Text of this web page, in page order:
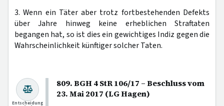
3. Wenn ein Täter aber trotz fortbestehenden Defekts
über Jahre hinweg keine erheblichen Straftaten
begangen hat, so ist dies ein gewichtiges Indiz gegen die
Wahrscheinlichkeit künftiger solcher Taten.
809. BGH 4 StR 106/17 – Beschluss vom
23. Mai 2017 (LG Hagen)
Entscheidung